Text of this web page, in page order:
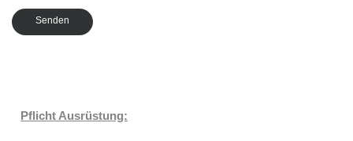
Senden
Pflicht Ausrüstung: